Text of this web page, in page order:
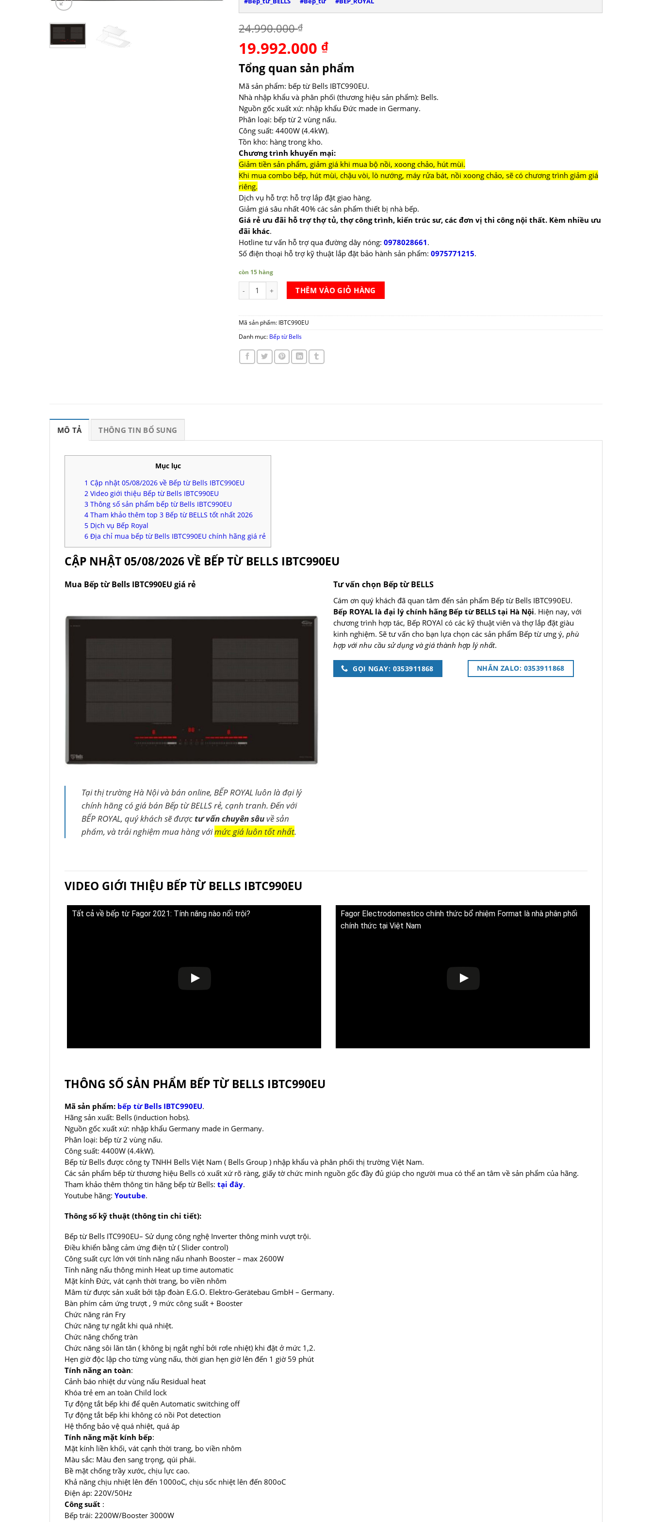
24.990.000₫
Giá
gốc
là:
24.990.000 ₫.
19.992.000 ₫Giá
tại
là:
19.992.000 ₫.
Tổng quan sản phẩm
Mã sản phẩm: bếp từ Bells IBTC990EU.
Nhà nhập khẩu và phân phối (thương hiệu sản phẩm): Bells.
Nguồn gốc xuất xứ: nhập khẩu Đức made in Germany.
Phân loại: bếp từ 2 vùng nấu.
Công suất: 4400W (4.4kW).
Tồn kho: hàng trong kho.
Chương trình khuyến mại:
Giảm tiền sản phẩm, giảm giá khi mua bộ nồi, xoong chảo, hút mùi.
Khi mua combo bếp, hút mùi, chậu vòi, lò nướng, máy rửa bát, nồi xoong chảo, sẽ có chương trình giảm giá
riêng.
Dịch vụ hỗ trợ: hỗ trợ lắp đặt giao hàng.
Giảm giá sâu nhất 40% các sản phẩm thiết bị nhà bếp.
Giá rẻ ưu đãi hỗ trợ thợ tủ, thợ công trình, kiến trúc sư, các đơn vị thi công nội thất. Kèm nhiều ưu
đãi khác.
Hotline tư vấn hỗ trợ qua đường dây nóng: 0978028661.
Số điện thoại hỗ trợ kỹ thuật lắp đặt bảo hành sản phẩm: 0975771215.
còn 15 hàng
Bếp từ Bells IBTC990EU số lượngTHÊM VÀO GIỎ HÀNG
Mã sản phẩm: IBTC990EU
Danh mục: Bếp từ Bells
MÔ TẢ THÔNG TIN BỔ SUNG
Mục lục
1 Cập nhật 05/08/2026 về Bếp từ Bells IBTC990EU
2 Video giới thiệu Bếp từ Bells IBTC990EU
3 Thông số sản phẩm bếp từ Bells IBTC990EU
4 Tham khảo thêm top 3 Bếp từ BELLS tốt nhất 2026
5 Dịch vụ Bếp Royal
6 Địa chỉ mua bếp từ Bells IBTC990EU chính hãng giá rẻ
CẬP NHẬT 05/08/2026 VỀ BẾP TỪ BELLS IBTC990EU
Mua Bếp từ Bells IBTC990EU giá rẻ
Tại thị trường Hà Nội và bán online, BẾP ROYAL luôn là đại lý
chính hãng có giá bán Bếp từ BELLS rẻ, cạnh tranh. Đến với
BẾP ROYAL, quý khách sẽ đượctư vấn chuyên sâuvề sản
phẩm, và trải nghiệm mua hàng vớimức giá luôn tốt nhất.
Tư vấn chọn Bếp từ BELLS
Cám ơn quý khách đã quan tâm đến sản phẩm Bếp từ Bells IBTC990EU.
Bếp ROYAL là đại lý chính hãng Bếp từ BELLS tại Hà Nội. Hiện nay, với
chương trình hợp tác, Bếp ROYAl có các kỹ thuật viên và thợ lắp đặt giàu
kinh nghiệm. Sẽ tư vấn cho bạn lựa chọn các sản phẩm Bếp từ ưng ý, phù
hợp với nhu cầu sử dụng và giá thành hợp lý nhất.
GỌI NGAY: 0353911868 NHẮN ZALO: 0353911868
VIDEO GIỚI THIỆU BẾP TỪ BELLS IBTC990EU
Tất cả về bếp từ Fagor 2021: Tính năng nào nổi trội?
Fagor Electrodomestico chính thức bổ nhiệm Format là nhà phân phối
chính thức tại Việt Nam
THÔNG SỐ SẢN PHẨM BẾP TỪ BELLS IBTC990EU
Mã sản phẩm: bếp từ Bells IBTC990EU.
Hãng sản xuất: Bells (induction hobs).
Nguồn gốc xuất xứ: nhập khẩu Germany made in Germany.
Phân loại: bếp từ 2 vùng nấu.
Công suất: 4400W (4.4kW).
Bếp từ Bells được công ty TNHH Bells Việt Nam ( Bells Group ) nhập khẩu và phân phối thị trường Việt Nam.
Các sản phẩm bếp từ thương hiệu Bells có xuất xứ rõ ràng, giấy tờ chức minh nguồn gốc đầy đủ giúp cho người mua có thể an tâm về sản phẩm của hãng.
Tham khảo thêm thông tin hãng bếp từ Bells: tại đây.
Youtube hãng: Youtube.
Thông số kỹ thuật (thông tin chi tiết):
Bếp từ Bells ITC990EU– Sử dụng công nghệ Inverter thông minh vượt trội.
Điều khiển bằng cảm ứng điện tử ( Slider control)
Công suất cực lớn với tính năng nấu nhanh Booster – max 2600W
Tính năng nấu thông minh Heat up time automatic
Mặt kính Đức, vát cạnh thời trang, bo viền nhôm
Mâm từ được sản xuất bởi tập đoàn E.G.O. Elektro-Gerätebau GmbH – Germany.
Bàn phím cảm ứng trượt , 9 mức công suất + Booster
Chức năng rán Fry
Chức năng tự ngắt khi quá nhiệt.
Chức năng chống tràn
Chức năng sôi lăn tăn ( không bị ngắt nghỉ bởi rơle nhiệt) khi đặt ở mức 1,2.
Hẹn giờ độc lập cho từng vùng nấu, thời gian hẹn giờ lên đến 1 giờ 59 phút
Tính năng an toàn:
Cảnh báo nhiệt dư vùng nấu Residual heat
Khóa trẻ em an toàn Child lock
Tự động tắt bếp khi để quên Automatic switching off
Tự động tắt bếp khi không có nồi Pot detection
Hệ thống bảo vệ quá nhiệt, quá áp
Tính năng mặt kính bếp:
Mặt kính liền khối, vát cạnh thời trang, bo viền nhôm
Màu sắc: Màu đen sang trọng, qúi phái.
Bề mặt chống trầy xước, chịu lực cao.
Khả năng chịu nhiệt lên đến 1000oC, chịu sốc nhiệt lên đến 800oC
Điện áp: 220V/50Hz
Công suất :
Bếp trái: 2200W/Booster 3000W